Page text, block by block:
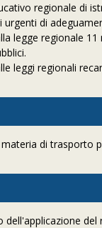
regionale di
urgenti di
legge regionale
leggi regionali
materia di trasporto
dell'applicazione